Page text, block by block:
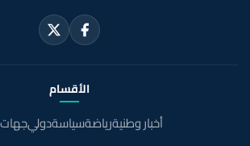
الأقسام
أخبار وطنيةرياضةسياسةدوليجهات